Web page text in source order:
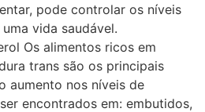
pode controlar os níveis
vida saudável.
Os alimentos ricos em
trans são os principais
aumento nos níveis de
encontrados em: embutidos,